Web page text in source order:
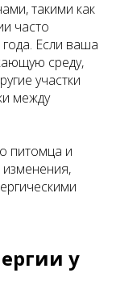
такими как
часто
Если ваша
среду,
участки
между
питомца и
у